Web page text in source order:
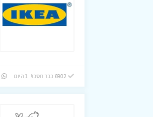
6902 כבר חסכו! 1 היום